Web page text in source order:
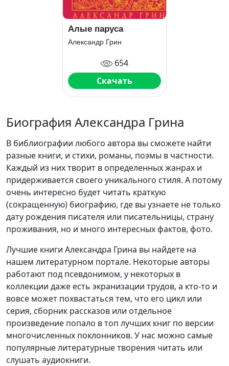
Алые паруса
Александр Грин
654
Скачать
Биография Александра Грина
В библиографии любого автора вы сможете найти
разные книги, и стихи, романы, поэмы в частности.
Каждый из них творит в определенных жанрах и
придерживается своего уникального стиля. А потому
очень интересно будет читать краткую
(сокращенную) биографию, где вы узнаете не только
дату рождения писателя или писательницы, страну
проживания, но и много интересных фактов, фото.
Лучшие книги Александра Грина вы найдете на
нашем литературном портале. Некоторые авторы
работают под псевдонимом, у некоторых в
коллекции даже есть экранизации трудов, а кто-то и
вовсе может похвастаться тем, что его цикл или
серия, сборник рассказов или отдельное
произведение попало в топ лучших книг по версии
многочисленных поклонников. У нас можно самые
популярные литературные творения читать или
слушать аудиокниги.